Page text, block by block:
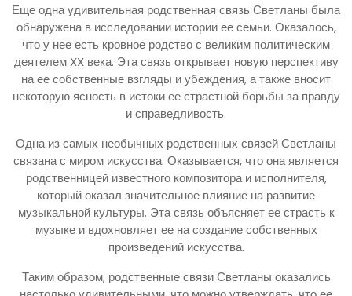
Еще одна удивительная родственная связь Светланы была
обнаружена в исследовании истории ее семьи. Оказалось,
что у нее есть кровное родство с великим политическим
деятелем XX века. Эта связь открывает новую перспективу
на ее собственные взгляды и убеждения, а также вносит
некоторую ясность в истоки ее страстной борьбы за правду
и справедливость.
Одна из самых необычных родственных связей Светланы
связана с миром искусства. Оказывается, что она является
родственницей известного композитора и исполнителя,
который оказал значительное влияние на развитие
музыкальной культуры. Эта связь объясняет ее страсть к
музыке и вдохновляет ее на создание собственных
произведений искусства.
Таким образом, родственные связи Светланы оказались